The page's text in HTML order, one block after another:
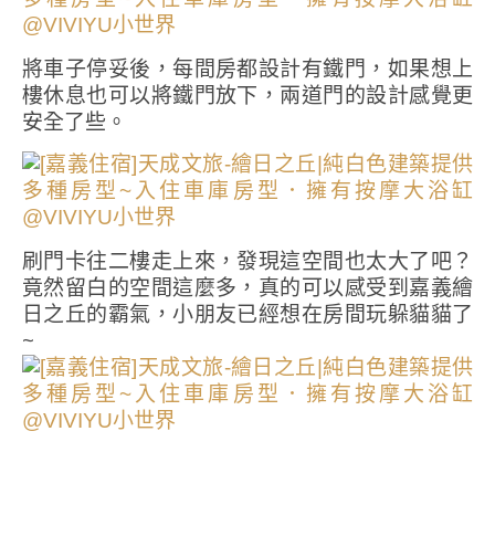
將車子停妥後，每間房都設計有鐵門，如果想上
樓休息也可以將鐵門放下，兩道門的設計感覺更
安全了些。
刷門卡往二樓走上來，發現這空間也太大了吧？
竟然留白的空間這麼多，真的可以感受到嘉義繪
日之丘的霸氣，小朋友已經想在房間玩躲貓貓了
~